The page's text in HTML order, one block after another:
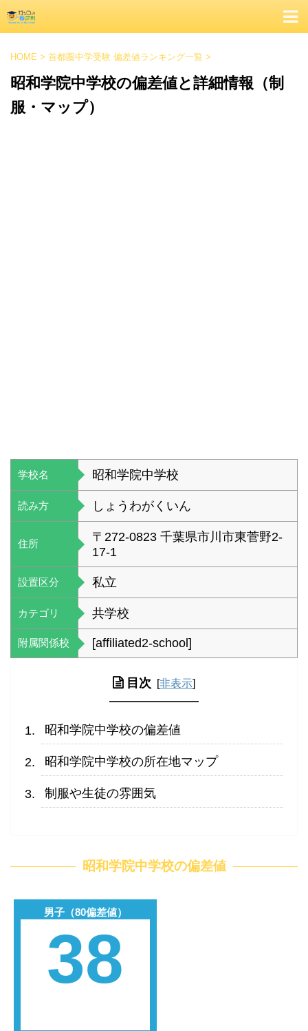
HOME > 首都圏中学受験 偏差値ランキング一覧 >
昭和学院中学校の偏差値と詳細情報（制
服・マップ）
学校名 昭和学院中学校
読み方 しょうわがくいん
住所
〒272-0823 千葉県市川市東菅野2-
17-1
設置区分 私立
カテゴリ 共学校
附属関係校 [affiliated2-school]
目次 [非表示]
昭和学院中学校の偏差値
昭和学院中学校の所在地マップ
制服や生徒の雰囲気
昭和学院中学校の偏差値
男子（80偏差値）
38